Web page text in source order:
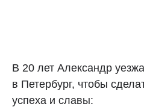
В 20 лет Александр
в Петербург, чтобы
успеха и славы: